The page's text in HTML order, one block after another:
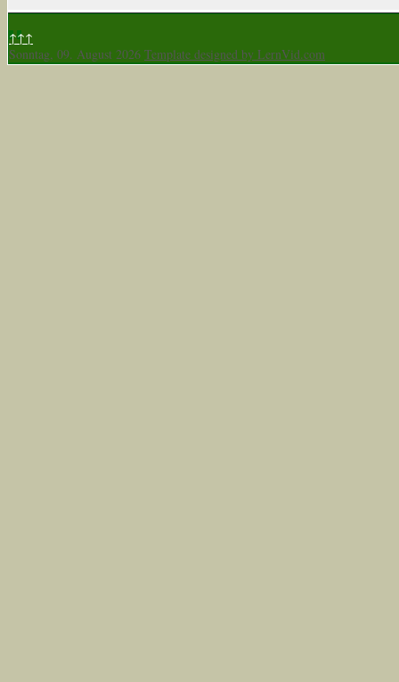
↑↑↑
Sonntag, 09. August 2026 Template designed by LernVid.com